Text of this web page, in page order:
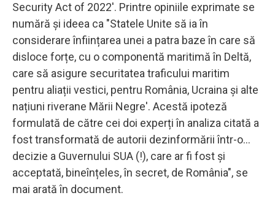
Security Act of 2022'. Printre opiniile exprimate se
numără și ideea ca "Statele Unite să ia în
considerare înființarea unei a patra baze în care să
disloce forțe, cu o componentă maritimă în Deltă,
care să asigure securitatea traficului maritim
pentru aliații vestici, pentru România, Ucraina și alte
națiuni riverane Mării Negre'. Acestă ipoteză
formulată de către cei doi experți în analiza citată a
fost transformată de autorii dezinformării într-o...
decizie a Guvernului SUA (!), care ar fi fost și
acceptată, bineînțeles, în secret, de România", se
mai arată în document.